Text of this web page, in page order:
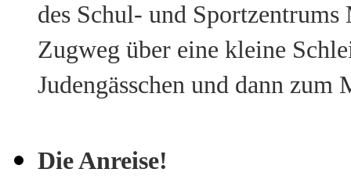
des Schul- und
Zugweg über eine kleine
Judengässchen und dann zum
Die Anreise!